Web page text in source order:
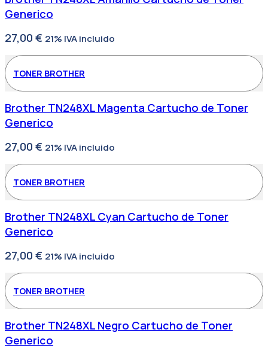
Adaptado
a
Regletas
cantidad
Generico
27,00 € 21% IVA incluido
TONER BROTHER
Brother TN248XL Magenta Cartucho de Toner
Generico
27,00 € 21% IVA incluido
TONER BROTHER
Brother TN248XL Cyan Cartucho de Toner
Generico
27,00 € 21% IVA incluido
TONER BROTHER
Brother TN248XL Negro Cartucho de Toner
Generico